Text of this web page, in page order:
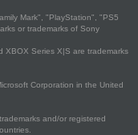
Mark", "PlayStation", "PS5
or trademarks of Sony
XBOX Series X|S are trademarks
Corporation in the United
and/or registered